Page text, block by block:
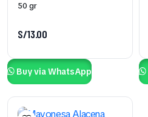
50 gr
S/13.00
Buy via WhatsApp